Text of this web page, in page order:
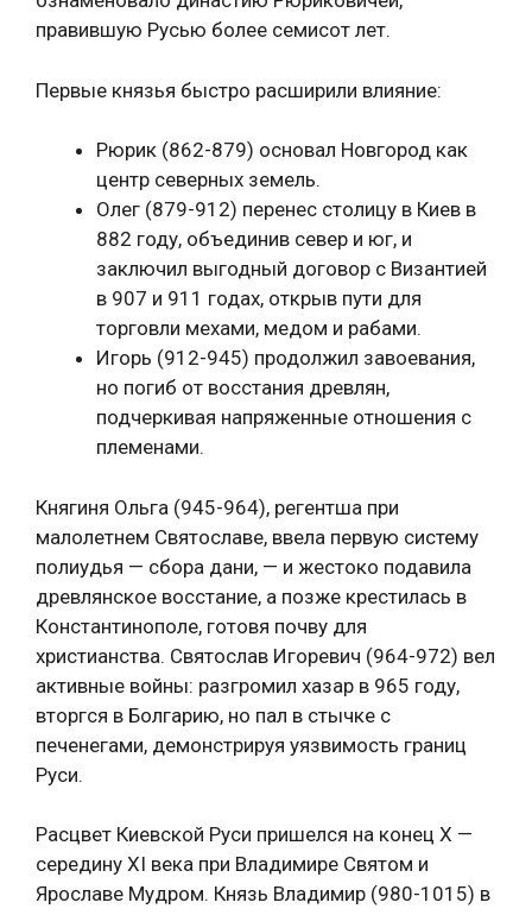
правившую Русью более семисот лет.
Первые князья быстро расширили влияние:
Рюрик (862-879) основал Новгород как
центр северных земель.
Олег (879-912) перенес столицу в Киев в
882 году, объединив север и юг, и
заключил выгодный договор с Византией
в 907 и 911 годах, открыв пути для
торговли мехами, медом и рабами.
Игорь (912-945) продолжил завоевания,
но погиб от восстания древлян,
подчеркивая напряженные отношения с
племенами.
Княгиня Ольга (945-964), регентша при
малолетнем Святославе, ввела первую систему
полиудья — сбора дани, — и жестоко подавила
древлянское восстание, а позже крестилась в
Константинополе, готовя почву для
христианства. Святослав Игоревич (964-972) вел
активные войны: разгромил хазар в 965 году,
вторгся в Болгарию, но пал в стычке с
печенегами, демонстрируя уязвимость границ
Руси.
Расцвет Киевской Руси пришелся на конец X —
середину XI века при Владимире Святом и
Ярославе Мудром. Князь Владимир (980-1015) в